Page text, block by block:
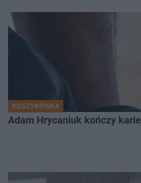
KOSZYKÓWKA
Adam Hrycaniuk kończy